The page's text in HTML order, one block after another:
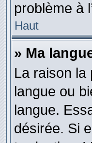
problème à
Haut
» Ma
La raison la
langue ou
langue.
désirée. Si